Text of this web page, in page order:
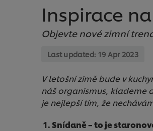
Inspirace
Objevte nové zimní
Last updated: 19 Apr 2023
V letošní zimě bude v
náš organismus, klademe
je nejlepší tím, že
1. Snídaně – to je